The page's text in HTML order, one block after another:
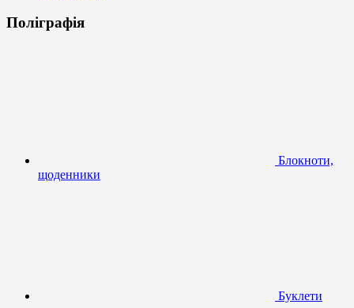
Поліграфія
Блокноти,
щоденники
Буклети